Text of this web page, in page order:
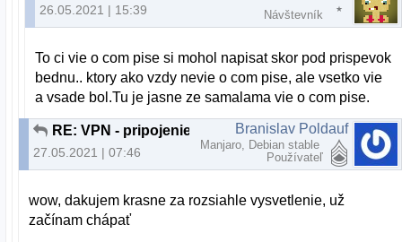
26.05.2021 | 15:39 Návštevník
To ci vie o com pise si mohol napisat skor pod prispevok
bednu.. ktory ako vzdy nevie o com pise, ale vsetko vie
a vsade bol.Tu je jasne ze samalama vie o com pise.
RE: VPN - pripojenie k lokalnej sieti cez klienta
27.05.2021 | 07:46
Branislav Poldauf
Manjaro, Debian stable
Používateľ
wow, dakujem krasne za rozsiahle vysvetlenie, už
začínam chápať